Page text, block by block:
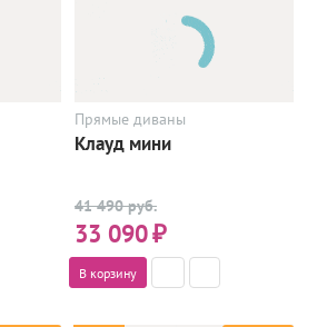
Прямые диваны
Клауд мини
41 490 руб.
33 090₽
В корзину